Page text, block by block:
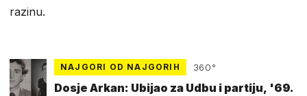
razinu.
NAJGORI OD NAJGORIH 360°
Dosje Arkan: Ubijao za Udbu i partiju, '69.